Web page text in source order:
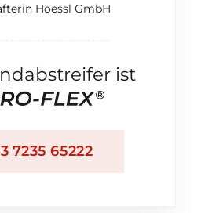
Hoessl GmbH
ist
7235 65222